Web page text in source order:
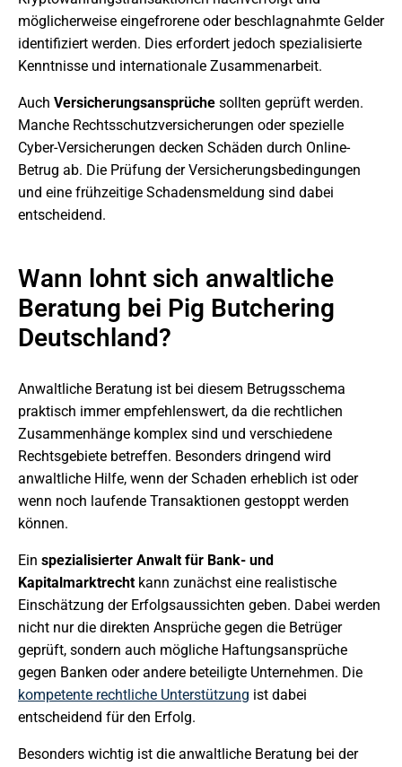
möglicherweise eingefrorene oder beschlagnahmte Gelder
identifiziert werden. Dies erfordert jedoch spezialisierte
Kenntnisse und internationale Zusammenarbeit.
Auch Versicherungsansprüche sollten geprüft werden.
Manche Rechtsschutzversicherungen oder spezielle
Cyber-Versicherungen decken Schäden durch Online-
Betrug ab. Die Prüfung der Versicherungsbedingungen
und eine frühzeitige Schadensmeldung sind dabei
entscheidend.
Wann lohnt sich anwaltliche
Beratung bei Pig Butchering
Deutschland?
Anwaltliche Beratung ist bei diesem Betrugsschema
praktisch immer empfehlenswert, da die rechtlichen
Zusammenhänge komplex sind und verschiedene
Rechtsgebiete betreffen. Besonders dringend wird
anwaltliche Hilfe, wenn der Schaden erheblich ist oder
wenn noch laufende Transaktionen gestoppt werden
können.
Ein spezialisierter Anwalt für Bank- und
Kapitalmarktrecht kann zunächst eine realistische
Einschätzung der Erfolgsaussichten geben. Dabei werden
nicht nur die direkten Ansprüche gegen die Betrüger
geprüft, sondern auch mögliche Haftungsansprüche
gegen Banken oder andere beteiligte Unternehmen. Die
kompetente rechtliche Unterstützung ist dabei
entscheidend für den Erfolg.
Besonders wichtig ist die anwaltliche Beratung bei der